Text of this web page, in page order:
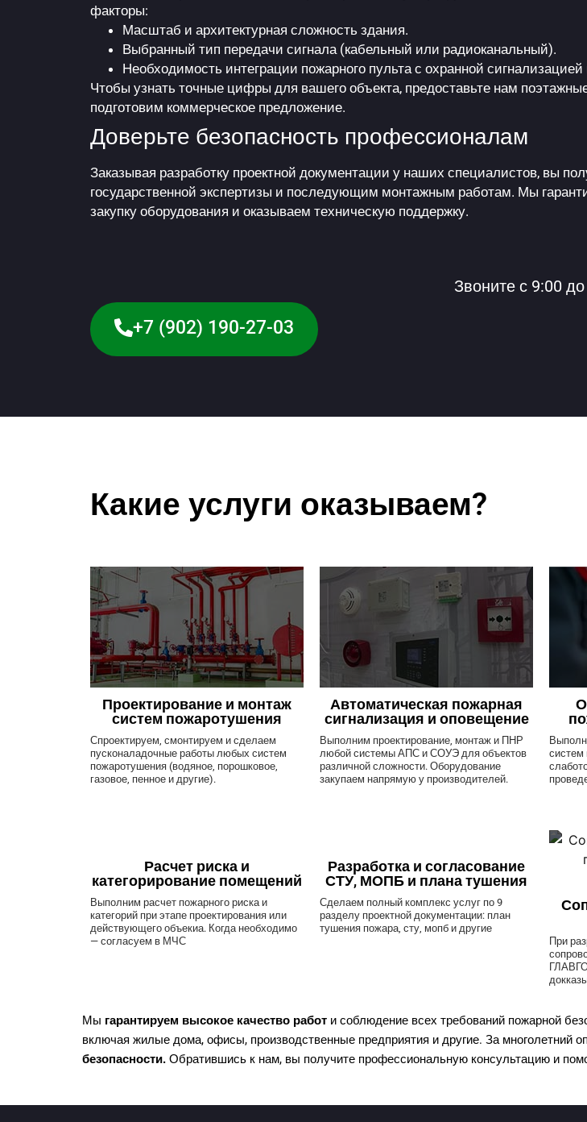
факторы:
Масштаб и архитектурная сложность здания.
Выбранный тип передачи сигнала (кабельный или радиоканальный).
Необходимость интеграции пожарного пульта с охранной
Чтобы узнать точные цифры для вашего объекта, предоставьте нам
подготовим коммерческое предложение.
Доверьте безопасность профессионалам
Заказывая разработку проектной документации у наших специалистов, вы
государственной экспертизы и последующим монтажным работам. Мы
закупку оборудования и оказываем техническую поддержку.
Звоните с 9:00
+7 (902) 190-27-03
Какие услуги оказываем?
Проектирование и монтаж
систем пожаротушения
Спроектируем, смонтируем и сделаем
пусконаладочные работы любых систем
пожаротушения (водяное, порошковое,
газовое, пенное и другие).
Автоматическая пожарная
сигнализация и оповещение
Выполним проектирование, монтаж и ПНР
любой системы АПС и СОУЭ для объектов
различной сложности. Оборудование
закупаем напрямую у производителей.
систем
Расчет риска и
категорирование помещений
Выполним расчет пожарного риска и
категорий при этапе проектирования или
действующего объекиа. Когда необходимо
— согласуем в МЧС
Разработка и согласование
СТУ, МОПБ и плана тушения
Сделаем полный комплекс услуг по 9
разделу проектной документации: план
тушения пожара, сту, мопб и другие
При
Мы гарантируем высокое качество работ и соблюдение всех требований пожарной
включая жилые дома, офисы, производственные предприятия и другие. За многолетний
безопасности. Обратившись к нам, вы получите профессиональную консультацию и